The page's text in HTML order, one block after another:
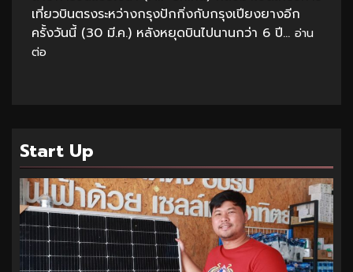
เที่ยวบินตรงระหว่างกรุงปักกิ่งกับกรุงเปียงยางอีก
ครั้งวันนี้ (30 มี.ค.) หลังหยุดบินไปนานกว่า 6 ปี... อ่าน
ต่อ
Start Up